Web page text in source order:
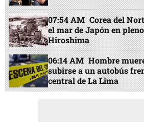
07:54 AM Corea del
el mar de Japón en
Hiroshima
06:14 AM Hombre
subirse a un autobús
central de La Lima